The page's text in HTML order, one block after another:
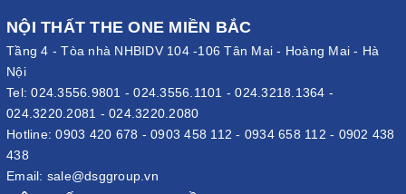
Hướng Dẫn Dẫn Cách Sử Dụng Tủ Locker Thông Minh của Hoà
Sử dụng Smart Locker của Hòa Phát The One cực kỳ đơn giản
qua các bước sau:
1. Quy Trình Gửi Đồ (Check-in)
NỘI THẤT THE ONE MIỀN BẮC
Tầng 4 - Tòa nhà NHBIDV 104 -106 Tân Mai - Hoàng Mai - Hà
Nội
Tel:024.3556.9801 -024.3556.1101 -024.3218.1364 -
024.3220.2081 - 024.3220.2080
Hotline:0903 420 678 - 0903 458 112 - 0934 658 112 - 0902 438
438
Email: sale@dsggroup.vn